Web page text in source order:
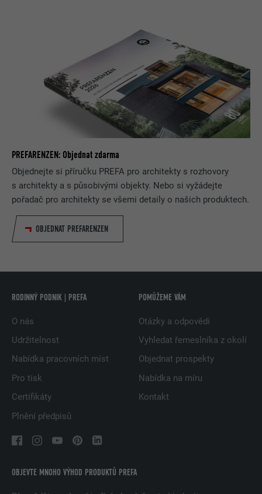
PREFARENZEN: Objednat zdarma
Objednejte si příručku PREFA pro architekty s rozhovory
s architekty a s působivými objekty. Nebo si vyžádejte
pořadač pro architekty se všemi detaily o našich produktech.
OBJEDNAT PREFARENZEN
OBJEVTE MNOHO VÝHOD PRODUKTŮ PREFA
RODINNÝ PODNIK | PREFA
O nás
Udržitelnost
Nabídka pracovních míst
Pro tisk
Certifikáty
Plnění předpisů
POMŮŽEME VÁM
Otázky a odpovědi
Vyhledat řemeslníka z okolí
Objednat prospekty
Nabídka na míru
Kontakt